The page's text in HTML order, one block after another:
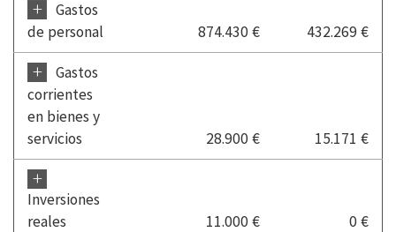
+
Gastos
de personal
874.430 € 432.269 €
+
Gastos
corrientes
en bienes y
servicios
28.900 € 15.171 €
+
Inversiones
reales
11.000 € 0 €